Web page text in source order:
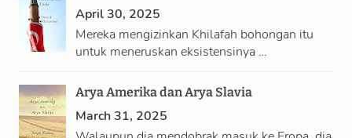
April 30, 2025
Mereka mengizinkan Khilafah bohongan itu
untuk meneruskan eksistensinya …
Arya Amerika dan Arya Slavia
March 31, 2025